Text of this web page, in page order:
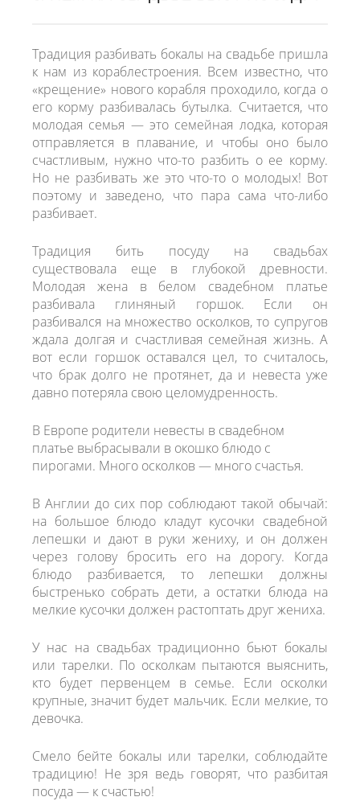
Lussano
Naviblue
Olivia Bottega
Все платья
Отзывы
О салоне
Традиция разбивать бокалы на свадьбе пришла
к нам из кораблестроения. Всем известно, что
«крещение» нового корабля проходило, когда о
его корму разбивалась бутылка. Считается, что
молодая семья — это семейная лодка, которая
отправляется в плавание, и чтобы оно было
счастливым, нужно что-то разбить о ее корму.
Но не разбивать же это что-то о молодых! Вот
поэтому и заведено, что пара сама что-либо
разбивает.
Традиция бить посуду на свадьбах
существовала еще в глубокой древности.
Молодая жена в белом свадебном платье
разбивала глиняный горшок. Если он
разбивался на множество осколков, то супругов
ждала долгая и счастливая семейная жизнь. А
вот если горшок оставался цел, то считалось,
что брак долго не протянет, да и невеста уже
давно потеряла свою целомудренность.
В Европе родители невесты в свадебном
платье выбрасывали в окошко блюдо с
пирогами. Много осколков — много счастья.
В Англии до сих пор соблюдают такой обычай:
на большое блюдо кладут кусочки свадебной
лепешки и дают в руки жениху, и он должен
через голову бросить его на дорогу. Когда
блюдо разбивается, то лепешки должны
быстренько собрать дети, а остатки блюда на
мелкие кусочки должен растоптать друг жениха.
У нас на свадьбах традиционно бьют бокалы
или тарелки. По осколкам пытаются выяснить,
кто будет первенцем в семье. Если осколки
крупные, значит будет мальчик. Если мелкие, то
девочка.
Cмело бейте бокалы или тарелки, соблюдайте
традицию! Не зря ведь говорят, что разбитая
посуда — к счастью!